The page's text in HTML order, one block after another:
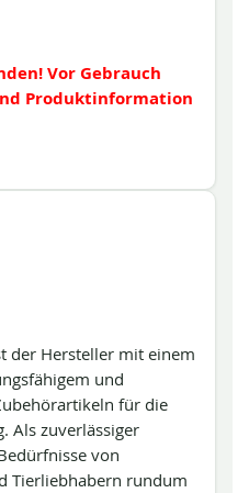
Vor Gebrauch
Produktinformation
der Hersteller mit einem
und
für die
Als zuverlässiger
von
Tierliebhabern rundum